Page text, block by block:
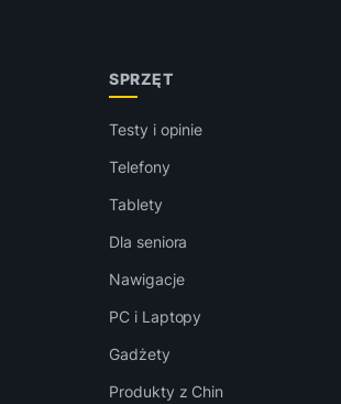
SPRZĘT
Testy i opinie
Telefony
Tablety
Dla seniora
Nawigacje
PC i Laptopy
Gadżety
Produkty z Chin